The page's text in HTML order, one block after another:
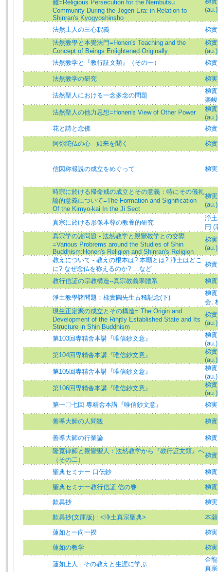
難=Religious Persecution for the Nembutsu
Community During the Jogen Era: in Relation to
Shinran's Kyogyoshinsho
(au.)
法然上人の三心釈義
梯
法然教學と本覺法門=Honen's Teaching and the
Concept of Beings Enlightened Originally
梯
(au.)
法然教学と『教行証文類』（その一）
梯
法然教学の研究 梯
法然聖人における一念多念の問題
梯
楽
法然聖人の他力思想=Honen's View of Other Power
梯
(au.)
花と詩と念佛
梯
阿弥陀仏の心 - 如来を聞く 梯
信因称報説の成立をめぐって 梯
時宗に於ける帰命戒の成立とその意義：特にその儀礼
論的意義について=The Formation and Signification
Of the Kimyo-kai In the Ji Sect
梯
(au.)
真宗に於ける形像本尊の教養的研究
浄
円 (
真宗学の諸問題 - 法然教学と親鸞教学との交際
=Various Probrems around the Studies of Shin
Buddhism:Honen's Religion and Shinran's Religion
梯
(au.)
教えについて - 教えの根本は? 本願とは? 浄土はどこ
に? なぜ念仏を称えるのか? …など
梯
教行信証の宗教構造--真宗教義學體系 梯
淨土教學諸問題：梯實圓先生古稀記念(下)
梯
会;
現生正定聚の成立とその構造= The Origin and
Development of the Rihjtly Established State and Its
Structure in Shin Buddhism
梯
(au.)
第103回専精舎本講『唯信鈔文意』
梯
(au.)
第104回専精舎本講『唯信鈔文意』
梯
(au.)
第105回専精舎本講『唯信鈔文意』
梯
(au.)
第106回専精舎本講『唯信鈔文意』
梯
(au.)
第一〇七回 専精舎本講『唯信鈔文意』
梯
善導大師の人間観 梯
善導大師の行業論
梯
隆寛律師と親鸞聖人：法然教学から『教行証文類』へ
（その二）
梯
聖典セミナー 口伝鈔 梯
聖典セミナー教行信証 信の巻 梯
歎異抄 梯
歎異抄(文庫版) : <浄土真宗聖典> 本
蓮如と一向一揆 梯
蓮如の教学 梯
蓮如上人 : その教えと生涯に学ぶ
金
真